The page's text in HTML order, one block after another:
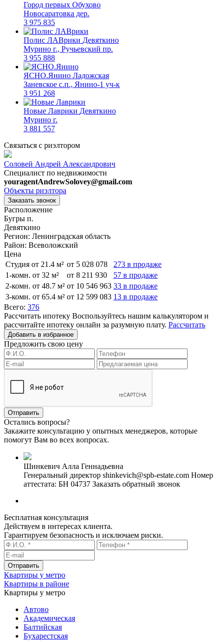
Город первых Обухово
Новосаратовка дер.
3 975 835
Полис ЛАВрики Девяткино
Мурино г., Ручьевский пр.
3 955 888
ЯСНО.Янино Ладожская
Заневское c.п., Янино-1 уч-к
3 951 268
Новые Лаврики Девяткино
Мурино г.
3 881 557
Связаться с риэлтором
Соловей Андрей Александрович
Специалист по недвижимости
youragentAndrewSolovey@gmail.com
Объекты риэлтора
Заказать звонок
Расположение
Бугры п.
Девяткино
Регион: Ленинградская область
Район: Всеволожский
Цена
Студия от 21.4 м² от 5 028 078
273 в продаже
1-комн. от 32 м²
от 8 211 930
57 в продаже
2-комн. от 48.7 м² от 10 546 963 33 в продаже
3-комн. от 65.4 м² от 12 599 083 13 в продаже
Всего: 376
Рассчитать ипотеку Воспользуйтесь нашим калькулятором и
рассчитайте ипотеку онлайн за разумную плату. Рассчитать
Добавить в избранное
Предложить свою цену
Остались вопросы?
Закажите консультацию у опытных менеджеров, которые
помогут Вам во всех вопросах.
Шинкевич Алла Геннадьевна
Генеральный директор shinkevich@spb-estate.com Номер
аттестата: БН 04737 Заказать обратный звонок
Бесплатная консультация
Действуем в интересах клиента.
Гарантируем безопасность и исключаем риски.
Квартиры у метро
Квартиры в районе
Квартиры у метро
Автово
Академическая
Балтийская
Бухарестская